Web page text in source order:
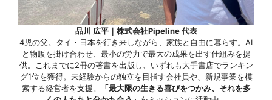
品川 広平｜株式会社Pipeline 代表
4児の父。タイ・日本を行き来しながら、家族と自由に暮らす。AI
と物販を掛け合わせ、最小の労力で最大の成果を出す仕組みを提
供。これまでに2冊の著書を出版し、いずれも大手書店でランキン
グ1位を獲得。未経験からの独立を目指す会社員や、新規事業を模
索する経営者を支援。
「最大限の生きる喜びをつかみ、それを多